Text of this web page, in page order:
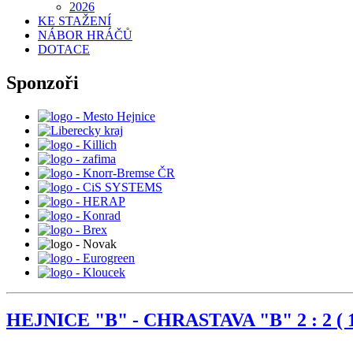
2026
KE STAŽENÍ
NÁBOR HRÁČŮ
DOTACE
Sponzoři
HEJNICE "B" - CHRASTAVA "B" 2 : 2 (